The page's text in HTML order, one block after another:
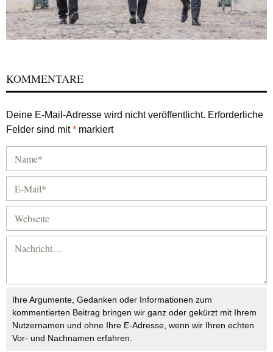
KOMMENTARE
Deine E-Mail-Adresse wird nicht veröffentlicht. Erforderliche
Felder sind mit* markiert
Ihre Argumente, Gedanken oder Informationen zum
kommentierten Beitrag bringen wir ganz oder gekürzt mit Ihrem
Nutzernamen und ohne Ihre E-Adresse, wenn wir Ihren echten
Vor- und Nachnamen erfahren.